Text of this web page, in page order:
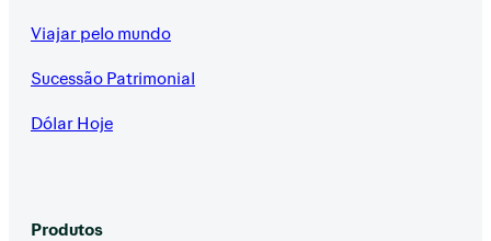
Viajar pelo mundo
Sucessão Patrimonial
Dólar Hoje
Produtos